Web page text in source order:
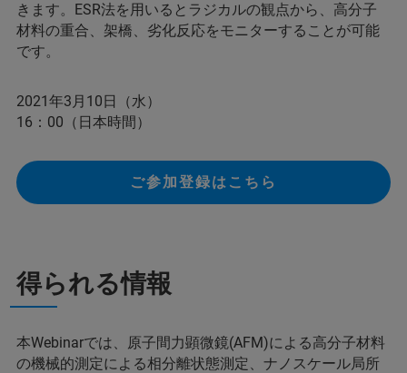
きます。ESR法を用いるとラジカルの観点から、高分子
材料の重合、架橋、劣化反応をモニターすることが可能
です。
2021年3月10日（水）
16：00（日本時間）
ご参加登録はこちら
得られる情報
本Webinarでは、原子間力顕微鏡(AFM)による高分子材料
の機械的測定による相分離状態測定、ナノスケール局所